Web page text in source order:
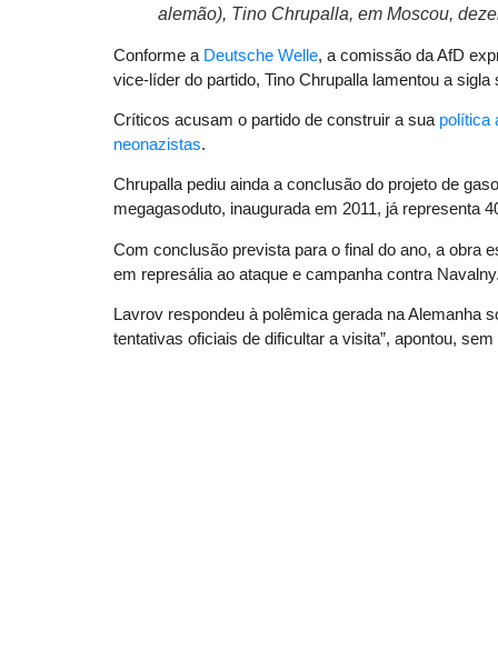
alemão), Tino Chrupalla, em Moscou,
Conforme a Deutsche Welle, a comissão da AfD
vice-líder do partido, Tino Chrupalla lamentou a sigla
Críticos acusam o partido de construir a sua política
neonazistas.
Chrupalla pediu ainda a conclusão do projeto de
megagasoduto, inaugurada em 2011, já representa
Com conclusão prevista para o final do ano, a obra
em represália ao ataque e campanha contra Navalny.
Lavrov respondeu à polêmica gerada na Alemanha
tentativas oficiais de dificultar a visita”, apontou,